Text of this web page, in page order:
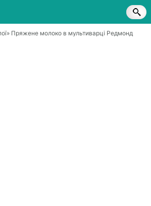
» Пряжене молоко в мультиварці Редмонд